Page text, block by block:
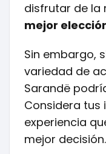
disfrutar de la
mejor
Sin embargo,
variedad de
Sarandë
Considera tus
experiencia
mejor decisión.